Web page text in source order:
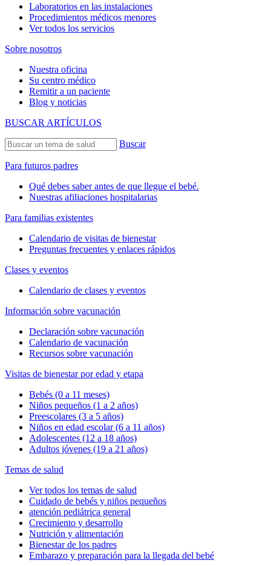
Laboratorios en las instalaciones
Procedimientos médicos menores
Ver todos los servicios
Sobre nosotros
Nuestra oficina
Su centro médico
Remitir a un paciente
Blog y noticias
BUSCAR ARTÍCULOS
Buscar
Para futuros padres
Qué debes saber antes de que llegue el bebé.
Nuestras afiliaciones hospitalarias
Para familias existentes
Calendario de visitas de bienestar
Preguntas frecuentes y enlaces rápidos
Clases y eventos
Calendario de clases y eventos
Información sobre vacunación
Declaración sobre vacunación
Calendario de vacunación
Recursos sobre vacunación
Visitas de bienestar por edad y etapa
Bebés (0 a 11 meses)
Niños pequeños (1 a 2 años)
Preescolares (3 a 5 años)
Niños en edad escolar (6 a 11 años)
Adolescentes (12 a 18 años)
Adultos jóvenes (19 a 21 años)
Temas de salud
Ver todos los temas de salud
Cuidado de bebés y niños pequeños
atención pediátrica general
Crecimiento y desarrollo
Nutrición y alimentación
Bienestar de los padres
Embarazo y preparación para la llegada del bebé